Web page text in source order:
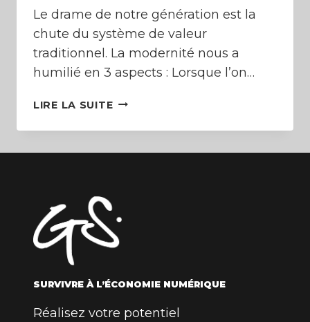
Le drame de notre génération est la
chute du système de valeur
traditionnel. La modernité nous a
humilié en 3 aspects : Lorsque l’on…
LIRE LA SUITELE
DE
Y
SURVIVRE À L’ÉCONOMIE NUMÉRIQUE
Réalisez votre potentiel